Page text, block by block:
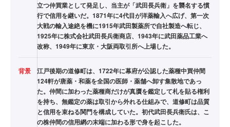
立つ仲買業として発足し、当主が「武田長兵衛」を襲名する慣
行で信用を継いだ。1871年に4代目が洋薬輸入へ広げ、第一次
大戦の輸入途絶を機に1915年武田製薬所で自社製造へ転じ、
1925年に株式会社武田長兵衛商店、1943年に武田薬品工業へ
改称、1949年に東京・大阪両取引所へ上場した。
背景
江戸後期の道修町は、1722年に幕府が公認した薬種中買仲間
124軒が唐薬・和薬を全国の医師・薬舗へ卸す集散地であっ
た。仲間に加わった薬種商だけが真贋を鑑定して札を貼る権利
を持ち、無鑑定の薬は取引から外れる仕組みで、道修町は品質
と信用を束ねる関門を構成していた。初代武田長兵衛氏は、こ
の株仲間の信用網の末端に加わる形で身を起こした。